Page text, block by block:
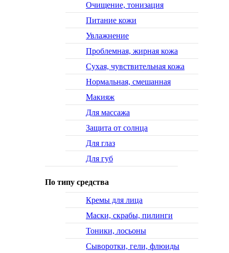
Очищение, тонизация
Питание кожи
Увлажнение
Проблемная, жирная кожа
Сухая, чувствительная кожа
Нормальная, смешанная
Макияж
Для массажа
Защита от солнца
Для глаз
Для губ
По типу средства
Кремы для лица
Маски, скрабы, пилинги
Тоники, лосьоны
Сыворотки, гели, флюиды